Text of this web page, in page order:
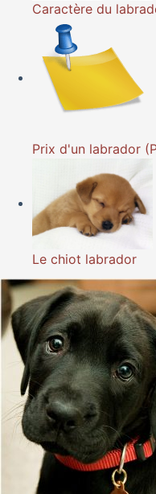
Caractère du
Prix d'un labrador
Le chiot labrador